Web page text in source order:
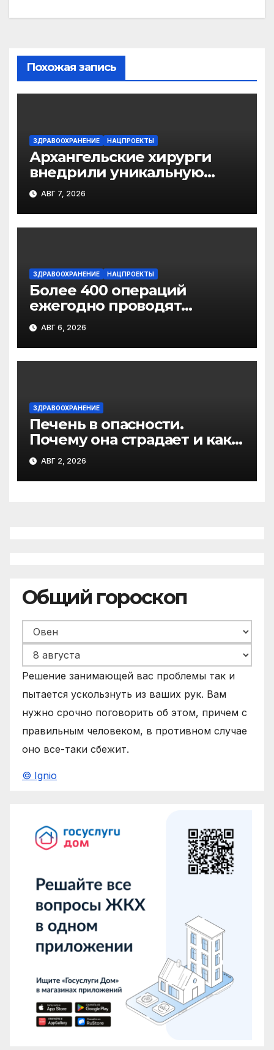
ki
Похожая запись
ЗДРАВООХРАНЕНИЕ НАЦПРОЕКТЫ
Архангельские хирурги
внедрили уникальную
методику
малотравматичного
лечения патологии
диафрагмы
АВГ 7, 2026
ЗДРАВООХРАНЕНИЕ НАЦПРОЕКТЫ
Более 400 операций
ежегодно проводят
торакальные хирурги
Архангельского
онкодиспансера
АВГ 6, 2026
ЗДРАВООХРАНЕНИЕ
Печень в опасности.
Почему она страдает и как
её спасти
АВГ 2, 2026
Общий гороскоп
Решение занимающей вас проблемы так и
пытается ускользнуть из ваших рук. Вам
нужно срочно поговорить об этом, причем с
правильным человеком, в противном случае
оно все-таки сбежит.
© Ignio